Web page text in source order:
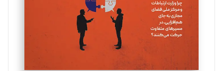
ملینا جعفری
تحریریه
مصطفی مسجدی آرانی